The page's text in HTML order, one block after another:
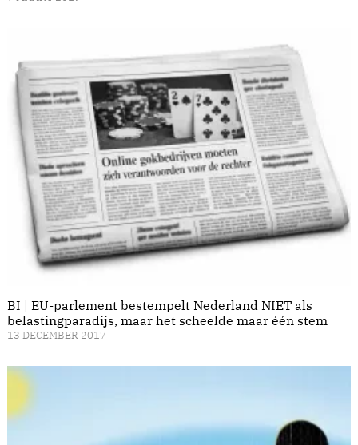
BI | EU-parlement bestempelt Nederland NIET als
belastingparadijs, maar het scheelde maar één stem
13 DECEMBER 2017